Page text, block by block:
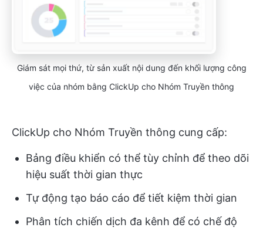
Giám sát mọi thứ, từ sản xuất nội dung đến khối lượng công
việc của nhóm bằng ClickUp cho Nhóm Truyền thông
ClickUp cho Nhóm Truyền thông cung cấp:
Bảng điều khiển có thể tùy chỉnh để theo dõi
hiệu suất thời gian thực
Tự động tạo báo cáo để tiết kiệm thời gian
Phân tích chiến dịch đa kênh để có chế độ